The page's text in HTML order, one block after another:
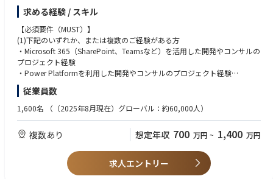
チームワーク、新たなテクノロジーの習得を通じて、クライアントの問題
解決に応えるアバナードは、その先で私達の仕事の結果、人の働き方、コ
ミュニケーションやコラボレーションなど真のヒューマンインパクトをも
たらせることができるかを原動力に日々活躍しています。
アバナードのインクルージョン＆ダイバーシティ（I&D）に関する情報は
こちらをご覧ください。
https://www.avanade.com/ja-jp/about/responsible-business
＊＊
アバナードではグローバルレベルで以下を共通のテーマに持ち、日々業務
に取り組んでおります。
・Create a future for our people that focuses on:
- Expanding your thinking
ングを実施いたします。
【Microsoft 365とは】
Microsoft 365 とは、Microsoft が提供している、ユーザーがより多くのこ
とを達成できるように、革新的な Office アプリ、インテリジェントなクラ
ウド サービス、最高水準のセキュリティをひとつにまとめたソリューショ
ンです。
【業務詳細】
SharePoint,Teamsなどの Microsoft 365のアプリ開発だけでなく、Power
PlatformやMicrosoft 365 Copilotなどを拡張・統合したテクノロジーを軸
としたDX推進や市民開発、CoE設置、ガバナンス策定支援などのコンサル
ティングを担当していただきます。以下のどの領域も、上流から下流の工
求める経験 / スキル
【必須要件（MUST）】
(1)下記のいずれか、または複数のご経験がある方
・Microsoft 365（SharePoint、Teamsなど）を活用した開発やコンサルの
プロジェクト経験
・Power Platformを利用した開発やコンサルのプロジェクト経験
・C#、Reactでのアプリ開発経験
(2) その他
T:N1が目安）
・Officeアプリケーション（Word, Excel, PowerPoint等）を用いた各種資
【歓迎要件（WANT）】
従業員数
1,600名 （（2025年8月現在）グローバル：約60,000人）
複数あり 想定年収 700 万円 ~ 1,400 万円
求人エントリー